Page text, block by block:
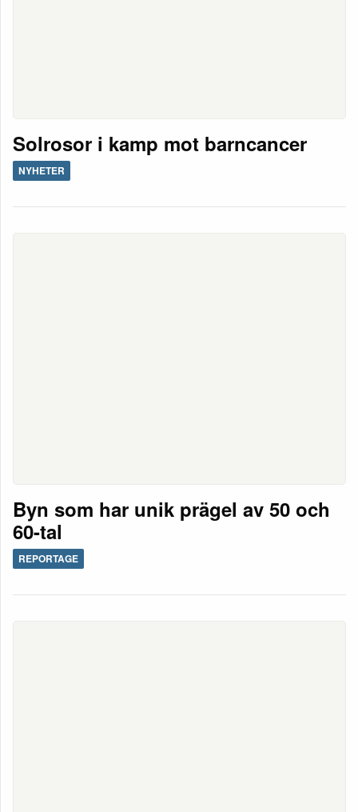
Solrosor i kamp mot barncancer
NYHETER
Byn som har unik prägel av 50 och
60-tal
REPORTAGE